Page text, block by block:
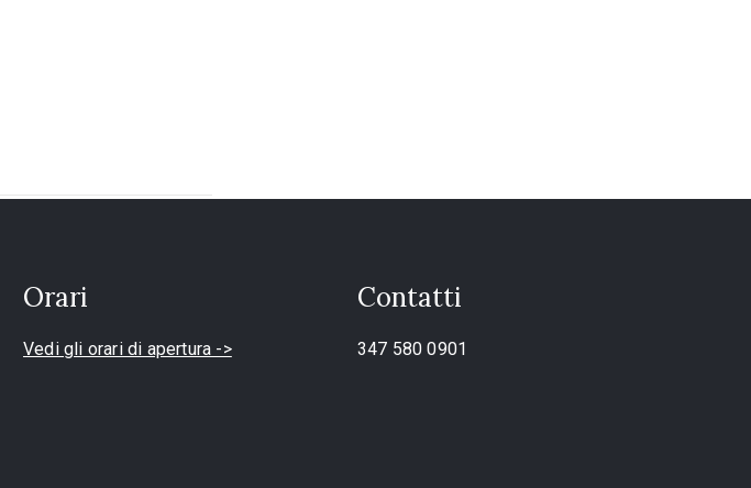
Orari
Vedi gli orari di apertura ->
Contatti
347 580 0901